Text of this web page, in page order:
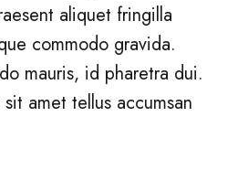
aliquet fringilla
commodo gravida.
mauris, id pharetra dui.
amet tellus accumsan